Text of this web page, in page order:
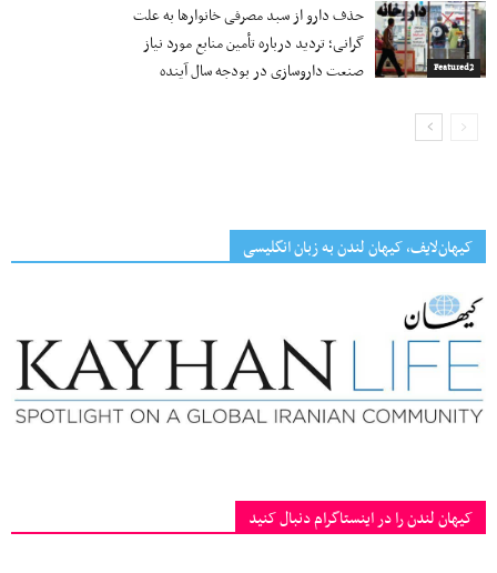
Featured2
حذف دارو از سبد مصرفی خانوارها به‌ علت
گرانی؛ تردید درباره تأمین منابع مورد نیاز
صنعت داروسازی در بودجه سال آینده
کیهان‌لایف، کیهان لندن به زبان انگلیسی
کیهان لندن را در اینستاگرام دنبال کنید